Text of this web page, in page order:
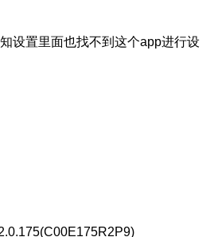
设置里面也找不到这个app进行设